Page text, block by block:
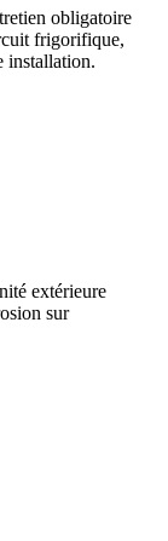
obligatoire
frigorifique,
installation.
extérieure
sur